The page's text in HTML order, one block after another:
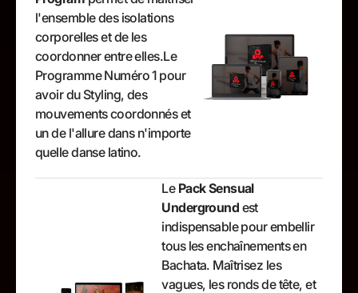
l'ensemble des isolations
corporelles et de les
coordonner entre elles.Le
Programme Numéro 1 pour
avoir du Styling, des
mouvements coordonnés et
un de l'allure dans n'importe
quelle danse latino.
Le Pack Sensual
Underground est
indispensable pour embellir
tous les enchaînements en
Bachata. Maîtrisez les
vagues, les ronds de tête, et